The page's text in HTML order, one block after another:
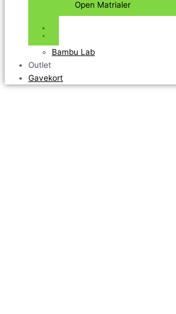
Open Matrialer
Bambu Lab
Outlet
Gavekort